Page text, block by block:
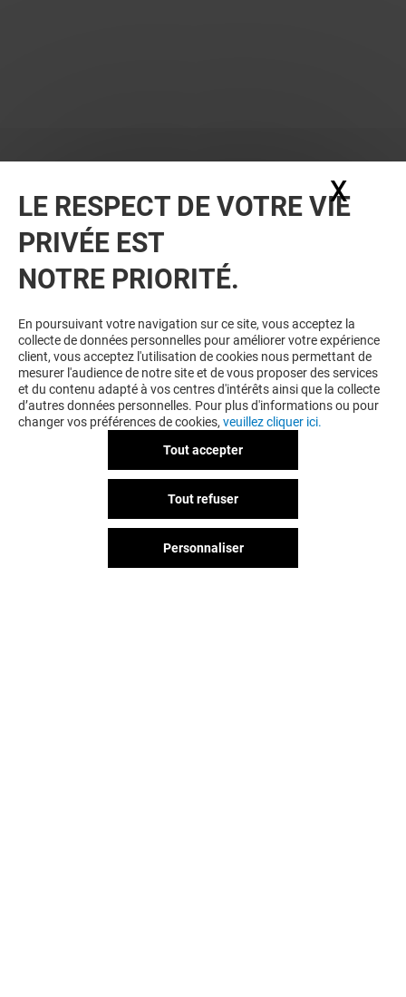
LE RESPECT DE VOTRE VIE
PRIVÉE EST
NOTRE PRIORITÉ.
En poursuivant votre navigation sur ce site, vous acceptez la
collecte de données personnelles pour améliorer votre expérience
client, vous acceptez l'utilisation de cookies nous permettant de
mesurer l'audience de notre site et de vous proposer des services
et du contenu adapté à vos centres d'intérêts ainsi que la collecte
d’autres données personnelles. Pour plus d'informations ou pour
changer vos préférences de cookies, veuillez cliquer ici.
Tout accepter
Tout refuser
Personnaliser
X